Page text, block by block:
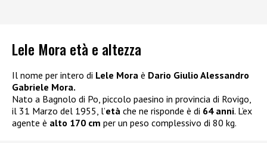
Lele Mora età e altezza
Il nome per intero di Lele Mora è Dario Giulio Alessandro
Gabriele Mora.
Nato a Bagnolo di Po, piccolo paesino in provincia di Rovigo,
il 31 Marzo del 1955, l’età che ne risponde è di 64 anni. L’ex
agente è alto 170 cm per un peso complessivo di 80 kg.